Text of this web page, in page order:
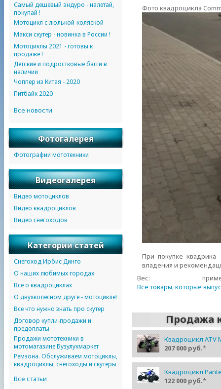
Фото квадроцикла
При покупке
владения и
Вес:
Все товары, которые
Продажа
Квадроцикл ATV
207 000 руб.*
Квадроцикл
122 000 руб.*
Самый дешевый эндуро - налетай,
покупай !
Мотоцикл с люлькой-коляской
Макси скутер - новинка в России !
Мотоциклы 2021 - готовы к
продаже !
Детские и подростковые багги в
наличии
Чоппер из Китая - 2020
Питбайк 2020
Все новости
Фотогалерея
Фотографии мототехники
Видеогалерея
Видео мотоциклов
Видео квадроциклов
Видео снегоходов
Категории статей
Снегоход Ирбис Динго
О наших любимых городах
Все о квадроциклах
О двухколесном друге - мотоцикле!
Все что нужно знать про скутер
Договор купли-продажи и
предоплаты
Продажи мототехники в
мотомагазине Бузулукмаркет
Ремзона. Обслуживаем мотоциклы,
квадроциклы, снегоходы и скутеры
Все статьи